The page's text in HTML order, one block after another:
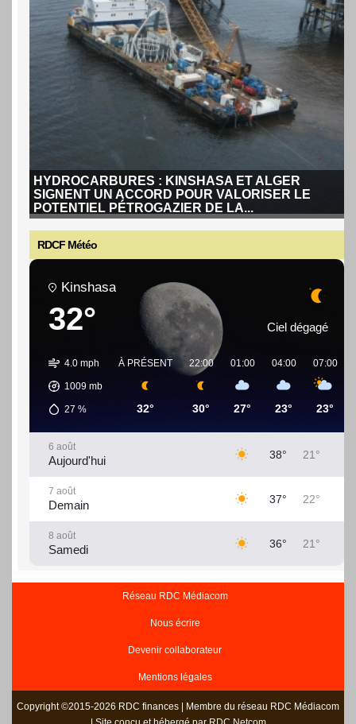
HYDROCARBURES : KINSHASA ET ALGER
SIGNENT UN ACCORD POUR VALORISER LE
POTENTIEL PÉTROGAZIER DE LA...
HYDROCARBURES : KINSHASA ET ALGER
SIGNENT UN ACCORD POUR VALORISER LE
POTENTIEL PÉTROGAZIER DE LA...
La République démocratique du Congo a signé un
partenariat stratégique avec l'Algérie pour...
Lire la suite
RDCF Météo
Kinshasa
32° Ciel dégagé
4.0 mph
1009 mb
27 %
À PRÉSENT
32°
22:00
30°
01:00
27°
04:00
23°
07:00
23°
6 août
Aujourd'hui 38° 21°
7 août
Demain 37° 22°
8 août
Samedi 36° 21°
9 août
12 août
Réseau RDC Médiacom
Nous écrire
Devenir collaborateur
Mentions légales
Copyright ©2015-2026 RDC finances | Membre du réseau RDC Médiacom